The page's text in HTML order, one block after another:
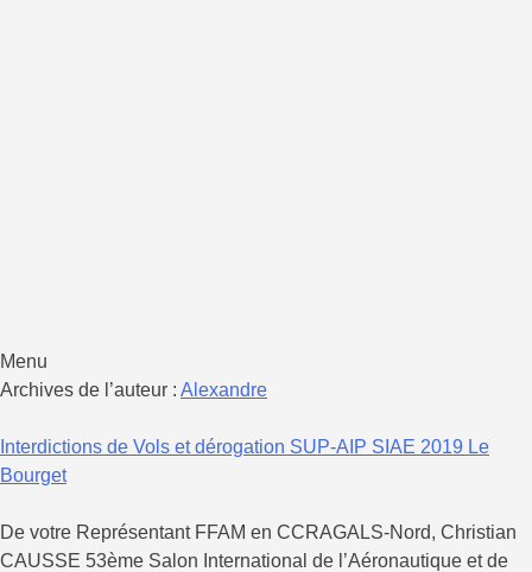
Menu
Aller
contenu
Archives de l’auteur : Alexandre
Interdictions de Vols et dérogation SUP-AIP SIAE 2019 Le
Bourget
De votre Représentant FFAM en CCRAGALS-Nord, Christian
CAUSSE 53ème Salon International de l’Aéronautique et de